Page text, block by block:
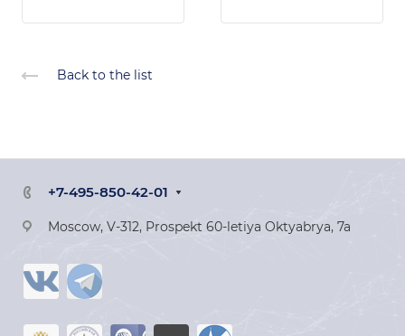
Back to the list
+7-495-850-42-01
Moscow, V-312, Prospekt 60-letiya Oktyabrya, 7a